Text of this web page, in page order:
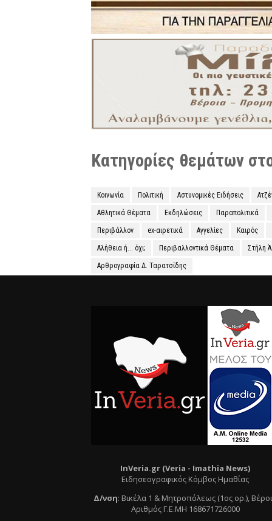
Κατηγορίες θεμάτων
Κοινωνία Πολιτική Αστυνομικές Ειδήσεις
Αθλητικά Θέματα Εκδηλώσεις Παραπολιτικά
Περιβάλλον ex-αιρετικά Αγγελίες Καιρός
Αλήθεια ή... όχι; Περιβαλλοντικά Θέματα Στήλη
Αρθρογραφία Δ. Ταρατσίδης
InVeria.gr (Veria - Ιmathia News)
Ειδησεογραφικός Κόμβος Ημαθίας
Δ/νση: Βικέλα 1 & Μητροπόλεως (1ος ορ.),
Αριθμός Γ.Ε.ΜΗ 168671726000